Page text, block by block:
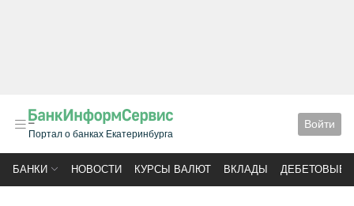
Портал о банках Екатеринбурга
Войти
БАНКИ НОВОСТИ КУРСЫ ВАЛЮТ ВКЛАДЫ ДЕБЕТОВЫЕ